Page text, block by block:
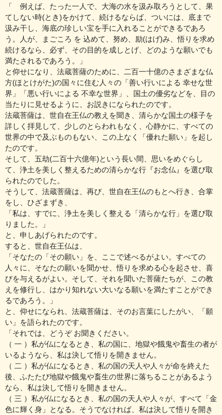
「 例えば、たった一人で、大海の水を汲み取ろうとして、果
てしない時(とき)をかけて、続けるならば、ついには、底まで
汲み干し、海底の珍しい宝を手に入れることができるであろ
う。人が、まごころ を 込めて、努め、励(はげ)み、悟りを求め
続けるなら、必ず、その目的を成しとげ、どのような願いでも
満たされるであろう。」
と仰せになり、法蔵菩薩のために、二百一十億のさまざまな仏
方(ほとけがた)の国々に住む人々の「善い行いによる 幸せな世
界」「悪い行いによる 不幸な世界」、国土の優劣などを、目の
当たりに見せるように、お説きになられたのです。
法蔵菩薩は、世自在王仏の教えを聞き、清らかな国土の様子を
詳しく拝見して、少しのとらわれもなく、心静かに、すべての
世界の中で及ぶものもない、この上なく「優れた願い」を起し
たのです。
そして、五劫(二百十六億年)という長い間、思いをめぐらし
て、浄土を美しく整えるための清らかな行『お念仏』を選び取
られたのでした。
そうして、法蔵菩薩は、再び、世自在王仏のもとへ行き、合掌
をし、ひざまずき、
「私は、すでに、浄土を美しく整える「清らかな行」を選び取
りました。」
と、申しあげられたのです。
すると、世自在王仏は、
「そなたの「その願い」を、ここで述べるがよい。すべての
人々に、そなたの願いを聞かせ、悟りを求める心を起させ、喜
びを与えるがよい。そして、それを聞いた菩薩たちが、この教
えを修行し、はかり知れない大いなる願いを満たすことができ
るであろう。」
と、仰せになられ、法蔵菩薩は、そのお言葉にしたがい、「願
い」を語られたのです。
「それでは、どうぞ お聞きください。
（ 一 ）私が仏になるとき、私の国に、地獄や餓鬼や畜生の者が
いるようなら、私は決して悟りを開きません。
（ 二 ）私が仏になるとき、私の国の天人や人々が命を終えた
後、ふたたび地獄や餓鬼や畜生の世界に落ちることがあるよう
なら、私は決して悟りを開きません。
（ 三 ）私が仏になるとき、私の国の天人や人々が、すべて「金
色に輝く身」となる。そうでなければ、私は決して悟りを開き